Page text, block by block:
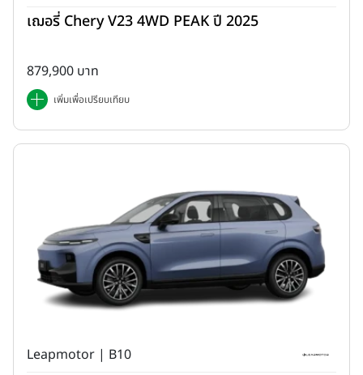
เฌอรี่ Chery V23 4WD PEAK ปี 2025
879,900 บาท
เพิ่มเพื่อเปรียบเทียบ
Leapmotor | B10